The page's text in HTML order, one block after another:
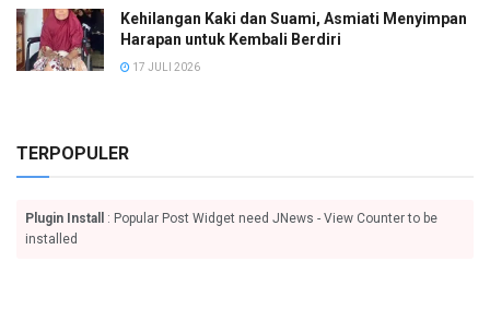
Kehilangan Kaki dan Suami, Asmiati Menyimpan
Harapan untuk Kembali Berdiri
17 JULI 2026
TERPOPULER
Plugin Install
: Popular Post Widget need JNews - View Counter to be
installed